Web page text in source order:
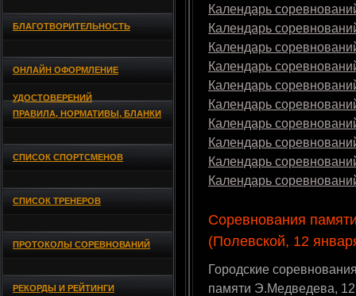
БЛАГОТВОРИТЕЛЬНОСТЬ
ОНЛАЙН ОФОРМЛЕНИЕ
УДОСТОВЕРЕНИЙ
ПРАВИЛА, НОРМАТИВЫ, БЛАНКИ
СПИСОК СПОРТСМЕНОВ
СПИСОК ТРЕНЕРОВ
ПРОТОКОЛЫ СОРЕВНОВАНИЙ
РЕКОРДЫ И РЕЙТИНГИ
Календарь
Календарь
Календарь
Календарь
Календарь
Календарь
Календарь
Календарь
Календарь
Календарь
Соревнования
(Полевской, 12
Городские
памяти Э.Медведева, 12